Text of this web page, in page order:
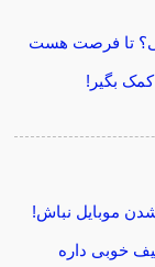
تا فرصت هست
کمک بگیر!
موبایل نباش!
خوبی داره